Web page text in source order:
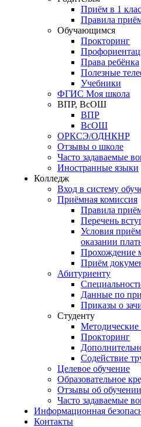
Приём в 1
Правила
Обучающимся
Прокторинг
Права ребёнка
Полезные
Учебники
ФГИС Моя школа
ВПР, ВсОШ
ВПР
ВсОШ
ОРКСЭ/ОДНКНР
Отзывы о школе
Часто задаваемые
Иностранные языки
Колледж
Вход в систему
Приёмная комиссия
Правила
Перечень
Условия
оказании
Прохождение
Приём
Абитуриенту
Данные по
Приказы о
Студенту
Прокторинг
Содействие
Целевое обучение
Образовательное
Отзывы об обучении
Часто задаваемые
Информационная
Контакты